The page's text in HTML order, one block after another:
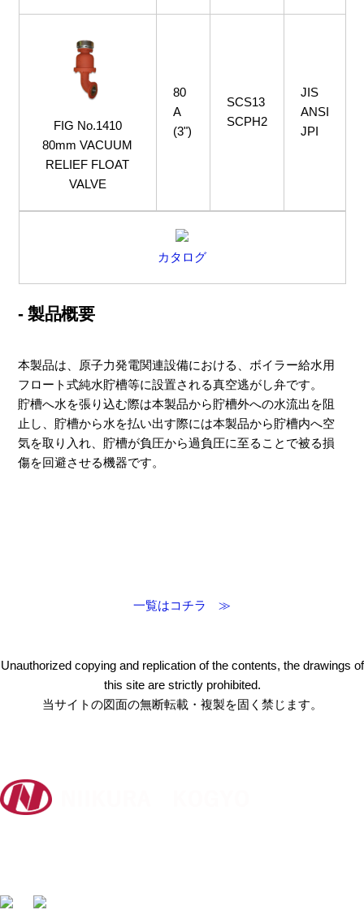
FIG No.1410
80mm VACUUM
RELIEF FLOAT
VALVE
80
A
(3")
SCS13
SCPH2
JIS
ANSI
JPI
カタログ
- 製品概要
本製品は、原子力発電関連設備における、ボイラー給水用
フロート式純水貯槽等に設置される真空逃がし弁です。
貯槽へ水を張り込む際は本製品から貯槽外への水流出を阻
止し、貯槽から水を払い出す際には本製品から貯槽内へ空
気を取り入れ、貯槽が負圧から過負圧に至ることで被る損
傷を回避させる機器です。
一覧はコチラ ≫
Unauthorized copying and replication of the contents, the drawings of
this site are strictly prohibited.
当サイトの図面の無断転載・複製を固く禁じます。